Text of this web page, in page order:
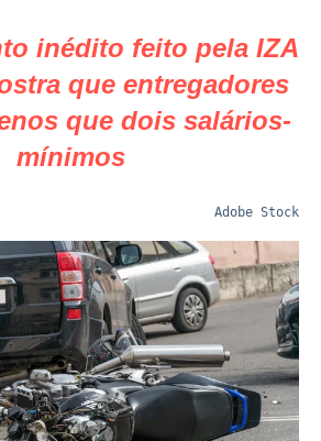
inédito feito pela IZA
que entregadores
que dois salários-
mínimos
Adobe Stock